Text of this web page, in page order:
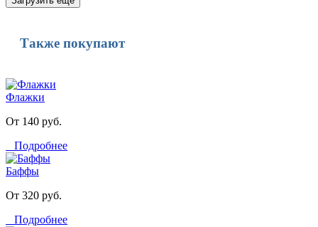
Также покупают
Флажки
От 140 руб.
Подробнее
Баффы
От 320 руб.
Подробнее